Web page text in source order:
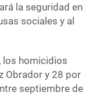
la seguridad en
sociales y al
los homicidios
Obrador y 28 por
septiembre de